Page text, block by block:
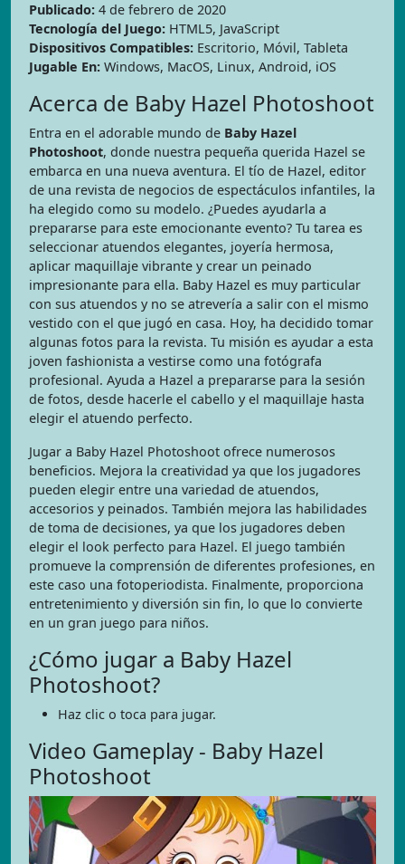
Publicado: 4 de febrero de 2020
Tecnología del Juego: HTML5, JavaScript
Dispositivos Compatibles: Escritorio, Móvil, Tableta
Jugable En: Windows, MacOS, Linux, Android, iOS
Acerca de Baby Hazel Photoshoot
Entra en el adorable mundo de Baby Hazel
Photoshoot, donde nuestra pequeña querida Hazel se
embarca en una nueva aventura. El tío de Hazel, editor
de una revista de negocios de espectáculos infantiles, la
ha elegido como su modelo. ¿Puedes ayudarla a
prepararse para este emocionante evento? Tu tarea es
seleccionar atuendos elegantes, joyería hermosa,
aplicar maquillaje vibrante y crear un peinado
impresionante para ella. Baby Hazel es muy particular
con sus atuendos y no se atrevería a salir con el mismo
vestido con el que jugó en casa. Hoy, ha decidido tomar
algunas fotos para la revista. Tu misión es ayudar a esta
joven fashionista a vestirse como una fotógrafa
profesional. Ayuda a Hazel a prepararse para la sesión
de fotos, desde hacerle el cabello y el maquillaje hasta
elegir el atuendo perfecto.
Jugar a Baby Hazel Photoshoot ofrece numerosos
beneficios. Mejora la creatividad ya que los jugadores
pueden elegir entre una variedad de atuendos,
accesorios y peinados. También mejora las habilidades
de toma de decisiones, ya que los jugadores deben
elegir el look perfecto para Hazel. El juego también
promueve la comprensión de diferentes profesiones, en
este caso una fotoperiodista. Finalmente, proporciona
entretenimiento y diversión sin fin, lo que lo convierte
en un gran juego para niños.
¿Cómo jugar a Baby Hazel
Photoshoot?
Haz clic o toca para jugar.
Video Gameplay - Baby Hazel
Photoshoot